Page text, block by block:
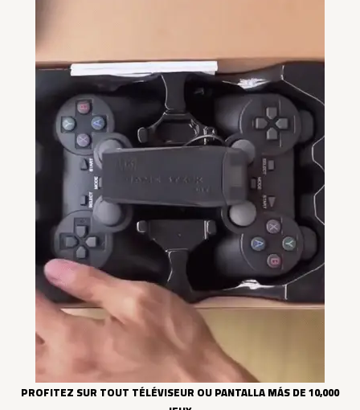
PROFITEZ SUR TOUT TÉLÉVISEUR OU PANTALLA MÁS DE 10,000